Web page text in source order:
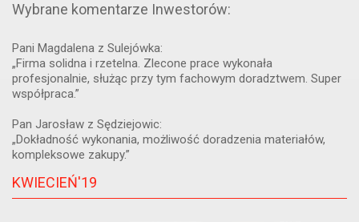
Wybrane komentarze Inwestorów:
Pani Magdalena z Sulejówka:
„Firma solidna i rzetelna. Zlecone prace wykonała
profesjonalnie, służąc przy tym fachowym doradztwem. Super
współpraca.”
Pan Jarosław z Sędziejowic:
„Dokładność wykonania, możliwość doradzenia materiałów,
kompleksowe zakupy.”
KWIECIEŃ'19